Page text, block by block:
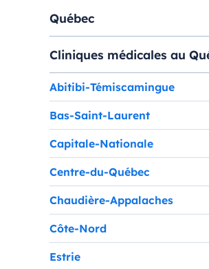
Québec
Cliniques médicales au
Abitibi-Témiscamingue
Bas-Saint-Laurent
Capitale-Nationale
Centre-du-Québec
Chaudière-Appalaches
Côte-Nord
Estrie